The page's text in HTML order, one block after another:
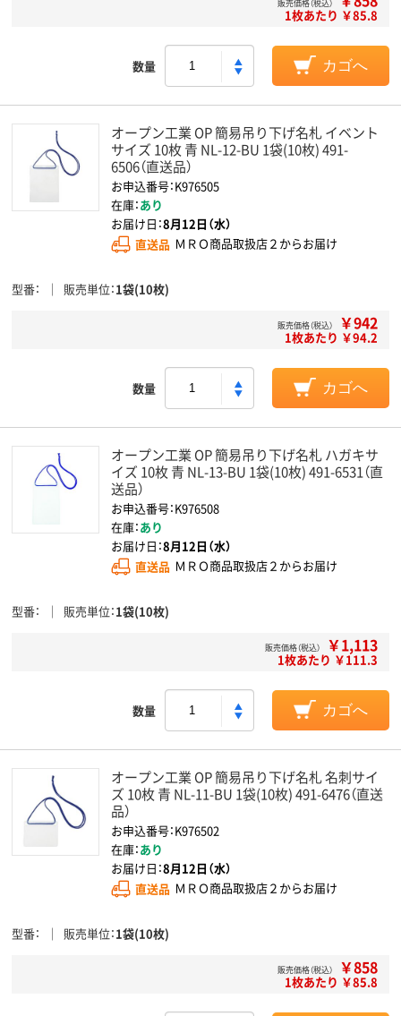
販売価格（税込）
1枚あたり ￥85.8
数量 カゴへ
オープン工業 OP 簡易吊り下げ名札 イベント
サイズ 10枚 青 NL-12-BU 1袋(10枚) 491-
6506（直送品）
お申込番号：K976505
在庫：あり
お届け日：8月12日（水）
直送品 ＭＲＯ商品取扱店２からお届け
型番 販売単位 1袋(10枚)
販売価格（税込） ￥942
1枚あたり ￥94.2
数量 カゴへ
オープン工業 OP 簡易吊り下げ名札 ハガキサ
イズ 10枚 青 NL-13-BU 1袋(10枚) 491-6531（直
送品）
お申込番号：K976508
在庫：あり
お届け日：8月12日（水）
直送品 ＭＲＯ商品取扱店２からお届け
型番 販売単位 1袋(10枚)
販売価格（税込） ￥1,113
1枚あたり ￥111.3
数量 カゴへ
オープン工業 OP 簡易吊り下げ名札 名刺サイ
ズ 10枚 青 NL-11-BU 1袋(10枚) 491-6476（直送
品）
お申込番号：K976502
在庫：あり
お届け日：8月12日（水）
直送品 ＭＲＯ商品取扱店２からお届け
型番 販売単位 1袋(10枚)
販売価格（税込） ￥858
1枚あたり ￥85.8